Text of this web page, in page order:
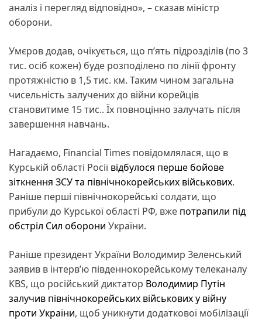
аналіз і перегляд відповідно», – сказав міністр
оборони.
Умєров додав, очікується, що п’ять підрозділів (по 3
тис. осіб кожен) буде розподілено по лінії фронту
протяжністю в 1,5 тис. км. Таким чином загальна
чисельність залучених до війни корейців
становитиме 15 тис.. Їх повноцінно залучать після
завершення навчань.
Нагадаємо, Financial Times повідомлялася, що в
Курській області Росіївідбулося перше бойове
зіткнення ЗСУ та північнокорейських військових.
Раніше перші північнокорейські солдати, що
прибули до Курської області РФ, вже потрапили під
обстріл Сил оборони України.
Раніше президент України Володимир Зеленський
заявив в інтерв’ю південнокорейському телеканалу
KBS, що російський диктатор Володимир Путін
залучив північнокорейських військових у війну
проти України, щоб уникнути додаткової мобілізації